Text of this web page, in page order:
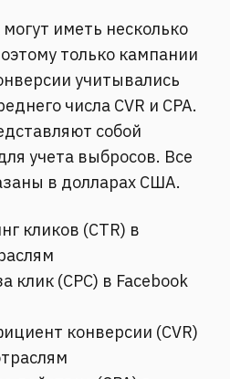
иметь несколько
только кампании
учитывались
числа CVR и CPA.
собой
учета выбросов. Все
в долларах США.
кликов (CTR) в
клик (CPC) в Facebook
конверсии (CVR)